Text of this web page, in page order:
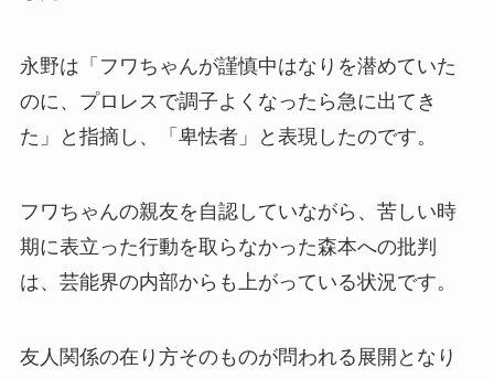
永野は「フワちゃんが謹慎中はなりを潜めていた
のに、プロレスで調子よくなったら急に出てき
た」と指摘し、「卑怯者」と表現したのです。
フワちゃんの親友を自認していながら、苦しい時
期に表立った行動を取らなかった森本への批判
は、芸能界の内部からも上がっている状況です。
友人関係の在り方そのものが問われる展開となり